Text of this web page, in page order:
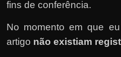
🤔
fins de conferência.
No momento em que
artigo não existiam